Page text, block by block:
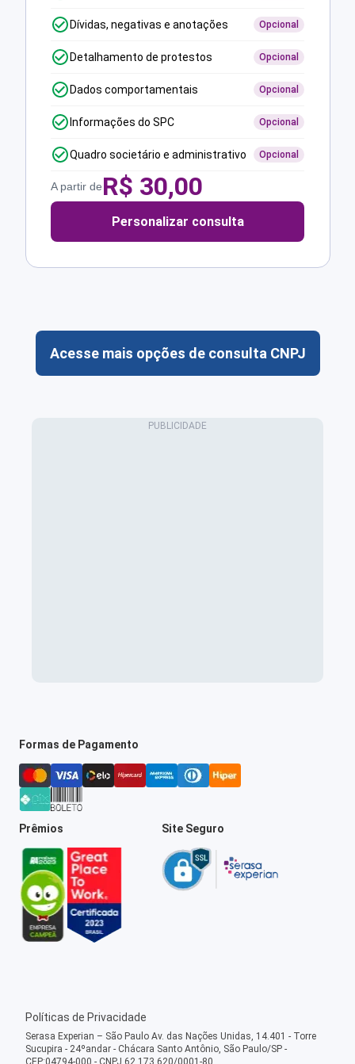
Dívidas, negativas e anotações Opcional
Detalhamento de protestos Opcional
Dados comportamentais Opcional
Informações do SPC Opcional
Quadro societário e administrativo Opcional
A partir deR$ 30,00
Personalizar consulta
Acesse mais opções de consulta CNPJ
Formas de Pagamento
Prêmios Site Seguro
Políticas de Privacidade
Serasa Experian – São Paulo Av. das Nações Unidas, 14.401 - Torre
Sucupira - 24ºandar - Chácara Santo Antônio, São Paulo/SP -
CEP:04794-000 - CNPJ 62.173.620/0001-80